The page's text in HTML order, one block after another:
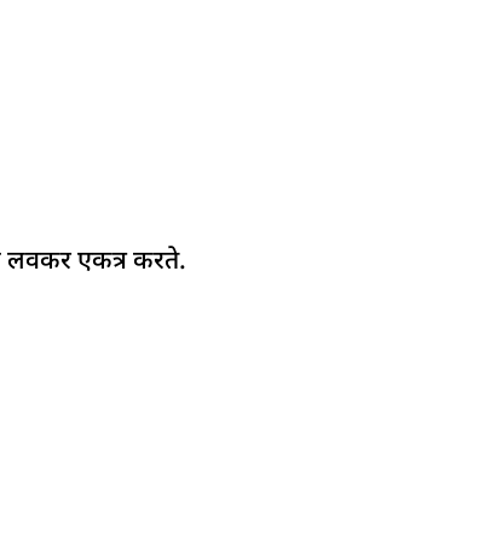
लवकर एकत्र करते.